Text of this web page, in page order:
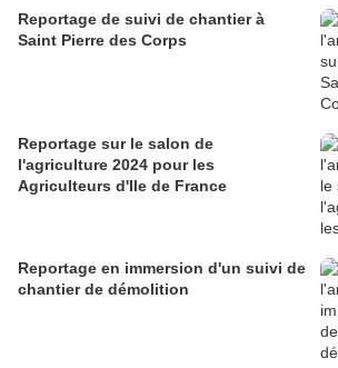
Reportage de suivi de chantier à
Saint Pierre des Corps
Reportage sur le salon de
l'agriculture 2024 pour les
Agriculteurs d'Ile de France
Reportage en immersion d'un suivi de
chantier de démolition